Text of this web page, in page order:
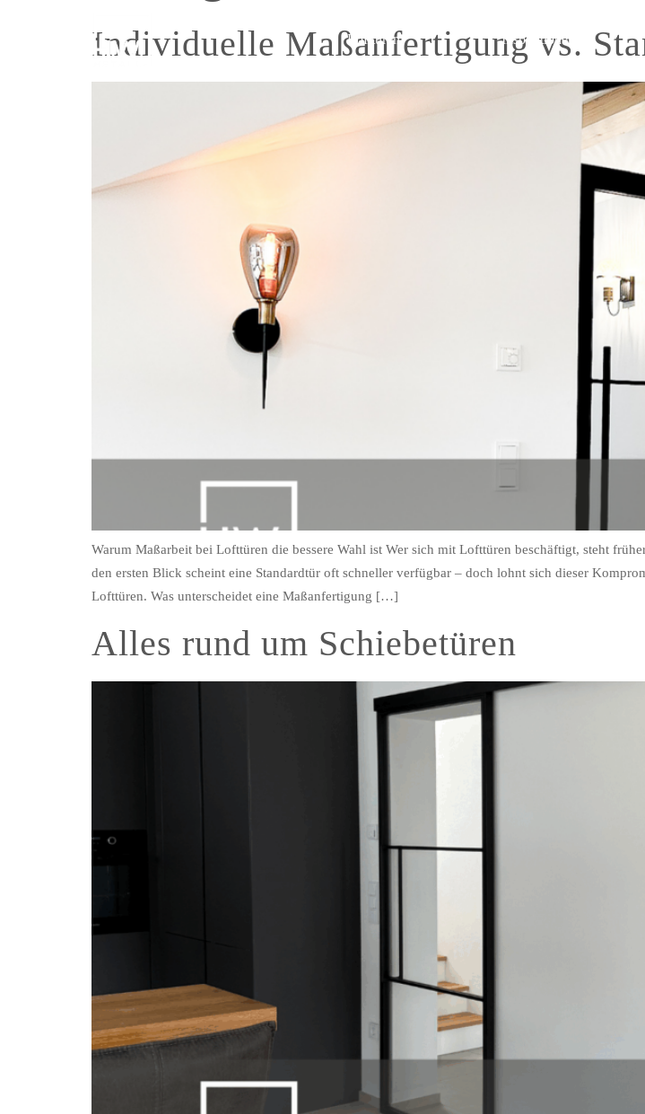
Lofttüren Inspirationen
Individuelle Maßanfertigung vs.
Warum Maßarbeit bei Lofttüren die bessere Wahl ist Wer sich mit Lofttüren beschäftigt, steht
den ersten Blick scheint eine Standardtür oft schneller verfügbar – doch lohnt sich dieser
Lofttüren. Was unterscheidet eine Maßanfertigung […]
Alles rund um Schiebetüren